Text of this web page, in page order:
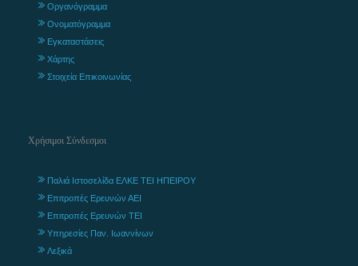
Οργανόγραμμα
Ονοματόγραμμα
Εγκαταστάσεις
Χάρτης
Στοιχεία Επικοινωνίας
Χρήσιμοι Σύνδεσμοι
Παλιά Ιστοσελίδα ΕΛΚΕ ΤΕΙ ΗΠΕΙΡΟΥ
Επιτροπές Ερευνών ΑΕΙ
Επιτροπές Ερευνών ΤΕΙ
Υπηρεσίες Παν. Ιωαννίνων
Λεξικά